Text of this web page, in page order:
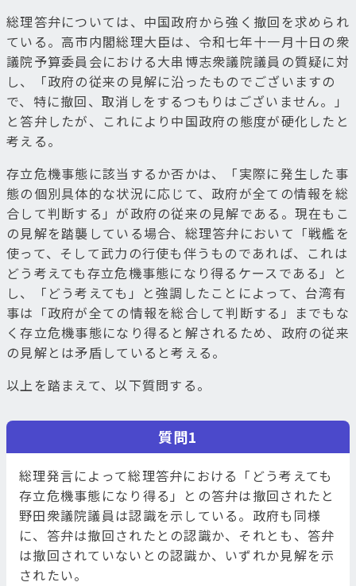
総理答弁については、中国政府から強く撤回を求められ
ている。高市内閣総理大臣は、令和七年十一月十日の衆
議院予算委員会における大串博志衆議院議員の質疑に対
し、「政府の従来の見解に沿ったものでございますの
で、特に撤回、取消しをするつもりはございません。」
と答弁したが、これにより中国政府の態度が硬化したと
考える。
存立危機事態に該当するか否かは、「実際に発生した事
態の個別具体的な状況に応じて、政府が全ての情報を総
合して判断する」が政府の従来の見解である。現在もこ
の見解を踏襲している場合、総理答弁において「戦艦を
使って、そして武力の行使も伴うものであれば、これは
どう考えても存立危機事態になり得るケースである」と
し、「どう考えても」と強調したことによって、台湾有
事は「政府が全ての情報を総合して判断する」までもな
く存立危機事態になり得ると解されるため、政府の従来
の見解とは矛盾していると考える。
以上を踏まえて、以下質問する。
質問1
総理発言によって総理答弁における「どう考えても
存立危機事態になり得る」との答弁は撤回されたと
野田衆議院議員は認識を示している。政府も同様
に、答弁は撤回されたとの認識か、それとも、答弁
は撤回されていないとの認識か、いずれか見解を示
されたい。